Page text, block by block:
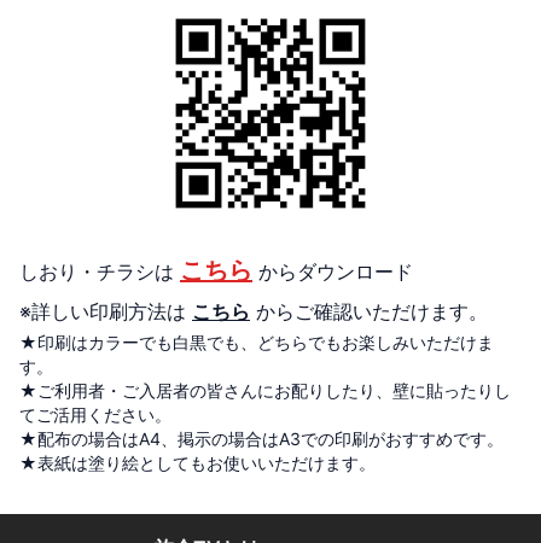
しおり・チラシは こちら からダウンロード
※詳しい印刷方法は こちら からご確認いただけます。
★印刷はカラーでも白黒でも、どちらでもお楽しみいただけま
す。
★ご利用者・ご入居者の皆さんにお配りしたり、壁に貼ったりし
てご活用ください。
★配布の場合はA4、掲示の場合はA3での印刷がおすすめです。
★表紙は塗り絵としてもお使いいただけます。